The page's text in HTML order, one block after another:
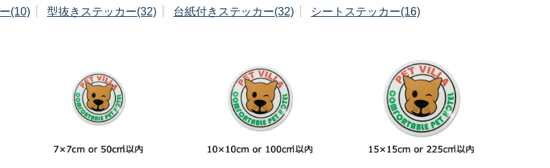
(10)
型抜きステッカー(32) 台紙付きステッカー(32) シートステッカー(16)